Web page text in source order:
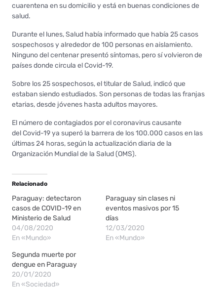
cuarentena en su domicilio y está en buenas condiciones de
salud.
Durante el lunes, Salud había informado que había 25 casos
sospechosos y alrededor de 100 personas en aislamiento.
Ninguno del centenar presentó síntomas, pero sí volvieron de
países donde circula el Covid-19.
Sobre los 25 sospechosos, el titular de Salud, indicó que
estaban siendo estudiados. Son personas de todas las franjas
etarias, desde jóvenes hasta adultos mayores.
El número de contagiados por el coronavirus causante
del Covid-19 ya superó la barrera de los 100.000 casos en las
últimas 24 horas, según la actualización diaria de la
Organización Mundial de la Salud (OMS).
Relacionado
Paraguay: detectaron
casos de COVID-19 en
Ministerio de Salud
04/08/2020
En «Mundo»
Paraguay sin clases ni
eventos masivos por 15
días
12/03/2020
En «Mundo»
Segunda muerte por
dengue en Paraguay
20/01/2020
En «Sociedad»